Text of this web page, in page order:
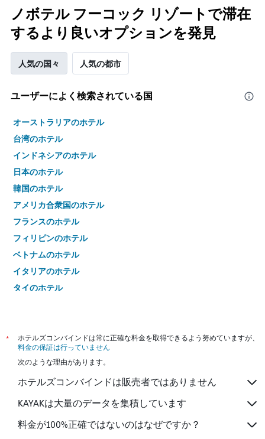
ノボテル フーコック リゾートで滞在
するより良いオプションを発見
人気の国々 人気の都市
ユーザーによく検索されている国
オーストラリアのホテル
台湾のホテル
インドネシアのホテル
日本のホテル
韓国のホテル
アメリカ合衆国のホテル
フランスのホテル
フィリピンのホテル
ベトナムのホテル
イタリアのホテル
タイのホテル
*
ホテルズコンバインドは常に正確な料金を取得できるよう努めていますが、
料金の保証は行っていません
次のような理由があります。
ホテルズコンバインドは販売者ではありません
KAYAKは大量のデータを集積しています
料金が100%正確ではないのはなぜですか？